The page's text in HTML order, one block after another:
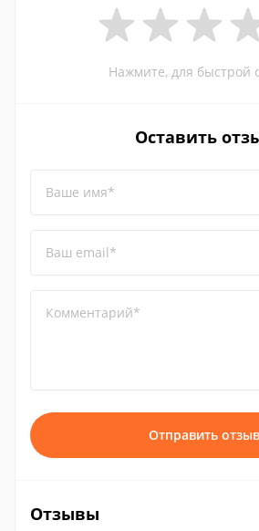
Нажмите, для быстрой
Оставить
Ваше имя*
Ваш email*
Комментарий*
Отправить отзыв
Отзывы